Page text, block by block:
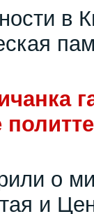
в
о
и